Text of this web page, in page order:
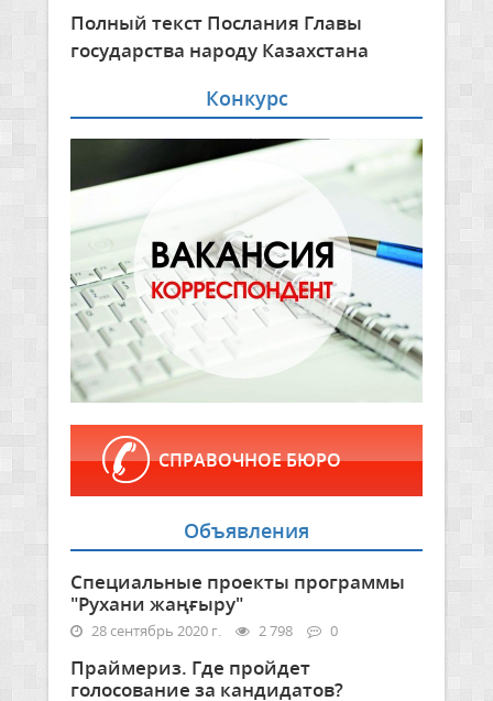
Полный текст Послания Главы
государства народу Казахстана
Конкурс
СПРАВОЧНОЕ БЮРО
Объявления
Специальные проекты программы
"Рухани жаңғыру"
28 сентябрь 2020 г. 2 798 0
Праймериз. Где пройдет
голосование за кандидатов?